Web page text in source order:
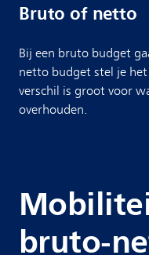
Bruto of netto
Bij een bruto budget
netto budget stel je
verschil is groot voor
overhouden.
bruto-